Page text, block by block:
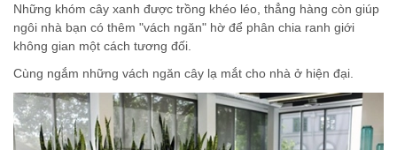
Những khóm cây xanh được trồng khéo léo, thẳng hàng còn giúp
ngôi nhà bạn có thêm "vách ngăn" hờ để phân chia ranh giới
không gian một cách tương đối.
Cùng ngắm những vách ngăn cây lạ mắt cho nhà ở hiện đại.